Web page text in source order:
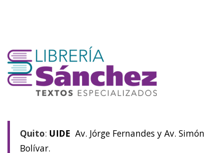
Quito: UIDE Av. Jórge Fernandes y Av. Simón
Bolívar.